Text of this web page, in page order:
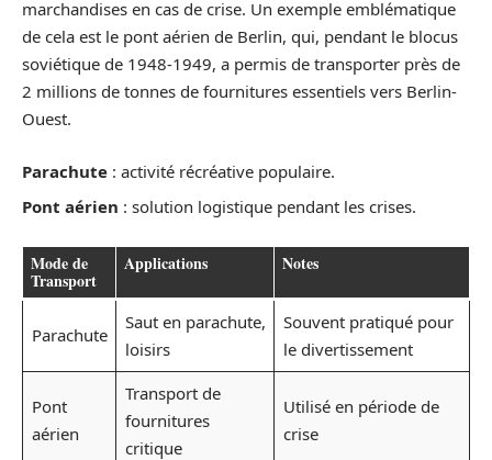
marchandises en cas de crise. Un exemple emblématique
de cela est le pont aérien de Berlin, qui, pendant le blocus
soviétique de 1948-1949, a permis de transporter près de
2 millions de tonnes de fournitures essentiels vers Berlin-
Ouest.
Parachute : activité récréative populaire.
Pont aérien : solution logistique pendant les crises.
Mode de
Transport
Applications Notes
Parachute
Saut en parachute,
loisirs
Souvent pratiqué pour
le divertissement
Pont
aérien
Transport de
fournitures
critique
Utilisé en période de
crise